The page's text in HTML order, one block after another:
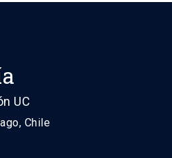
UC
Chile